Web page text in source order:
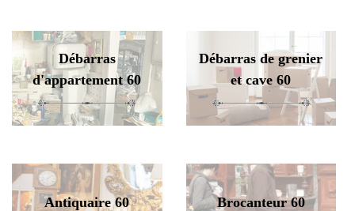
Débarras
d'appartement 60
Débarras de grenier
et cave 60
Antiquaire 60 Brocanteur 60